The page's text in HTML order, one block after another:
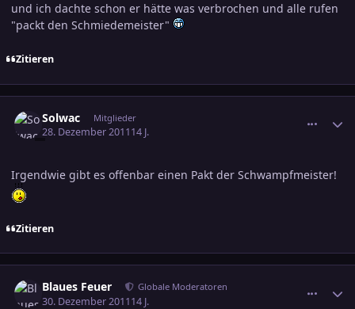
und ich dachte schon er hätte was verbrochen und alle rufen
"packt den Schmiedemeister"
Zitieren
Solwac Mitglieder
28. Dezember 201114 J.
Irgendwie gibt es offenbar einen Pakt der Schwampfmeister!
Zitieren
Blaues Feuer Globale Moderatoren
30. Dezember 201114 J.